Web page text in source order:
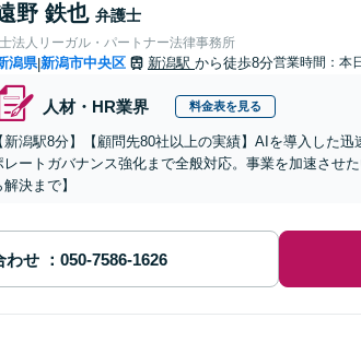
野 鉄也 弁護士
法人リーガル・パートナー法律事務所
潟県|新潟市中央区 新潟駅 から徒歩8分営業時間：本
人材・HR業界 料金表を見る
新潟駅8分】【顧問先80社以上の実績】AIを導入した
レートガバナンス強化まで全般対応。事業を加速させ
解決まで】
わせ